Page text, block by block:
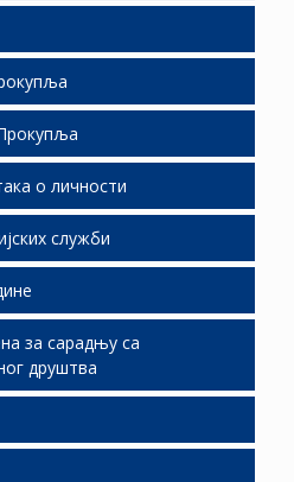
улагањима
о личности
служби
2019.
( мониторинг)
ваздуха
отпадом
захтевима
животну средину
за сарадњу са
друштва